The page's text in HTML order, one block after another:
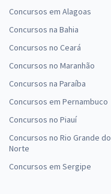
Concursos em Alagoas
Concursos na Bahia
Concursos no Ceará
Concursos no Maranhão
Concursos na Paraíba
Concursos em Pernambuco
Concursos no Piauí
Concursos no Rio Grande do
Norte
Concursos em Sergipe